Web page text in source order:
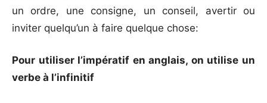
un ordre, une consigne, un conseil, avertir ou
inviter quelqu’un à faire quelque chose:
Pour utiliser l’impératif en anglais, on utilise un
verbe à l’infinitif